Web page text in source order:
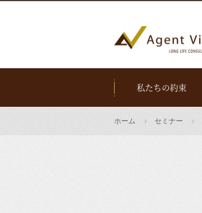
私たちの約束
ホーム セミナー